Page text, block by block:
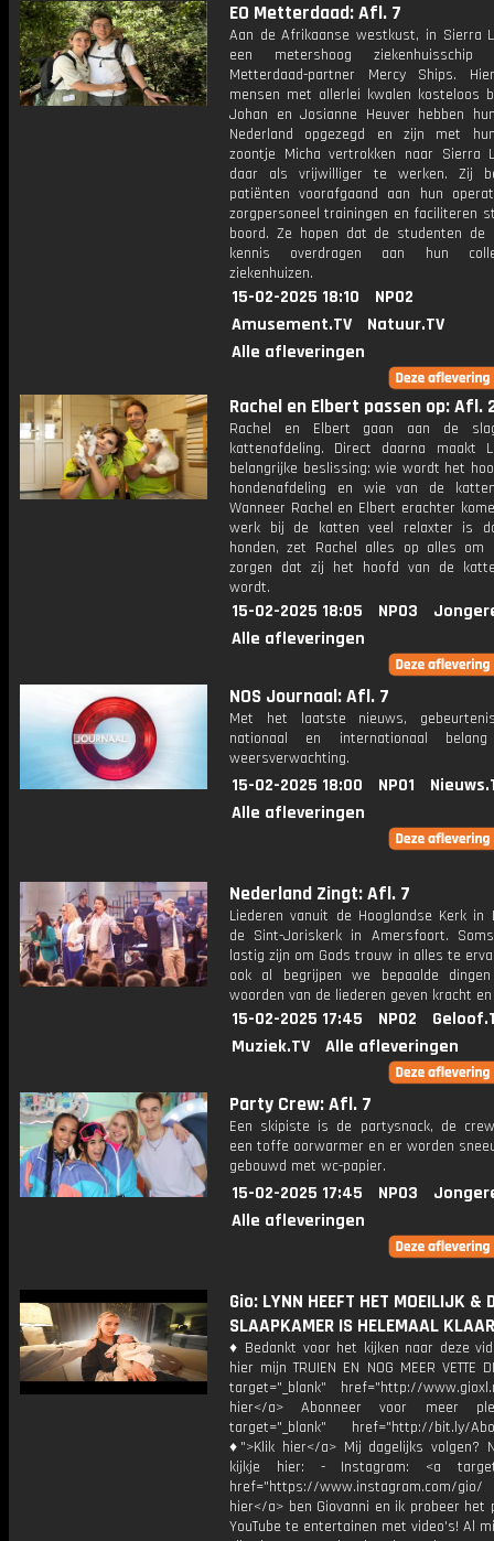
EO Metterdaad: Afl. 7
Aan de Afrikaanse westkust, in Sierra
een metershoog
Metterdaad-partner Mercy Ships.
mensen met allerlei kwalen kosteloos
Johan en Josianne Heuver hebben
Nederland opgezegd en zijn met
zoontje Micha vertrokken naar Sierra
daar als vrijwilliger te werken. Zij
patiënten voorafgaand aan hun
zorgpersoneel trainingen en faciliteren
boord. Ze hopen dat de studenten de
kennis overdragen aan hun
ziekenhuizen.
15-02-2025 18:10
NPO2
Amusement.TV
Natuur.TV
Alle afleveringen
Rachel en Elbert passen op: Afl.
Rachel en Elbert gaan aan de
kattenafdeling. Direct daarna maakt
belangrijke beslissing: wie wordt het
hondenafdeling en wie van de
Wanneer Rachel en Elbert erachter
werk bij de katten veel relaxter is
honden, zet Rachel alles op alles om
zorgen dat zij het hoofd van de
wordt.
15-02-2025 18:05 NPO3
Alle afleveringen
NOS Journaal: Afl. 7
Met het laatste nieuws,
nationaal en internationaal
weersverwachting.
15-02-2025 18:00 NPO1
Alle afleveringen
Nederland Zingt: Afl. 7
Liederen vanuit de Hooglandse Kerk in
de Sint-Joriskerk in Amersfoort.
lastig zijn om Gods trouw in alles te
ook al begrijpen we bepaalde
woorden van de liederen geven kracht
15-02-2025 17:45 NPO2
Muziek.TV
Alle afleveringen
Party Crew: Afl. 7
Een skipiste is de partysnack, de
een toffe oorwarmer en er worden
gebouwd met wc-papier.
15-02-2025 17:45 NPO3
Alle afleveringen
Gio: LYNN HEEFT HET MOEILIJK &
SLAAPKAMER IS HELEMAAL
♦ Bedankt voor het kijken naar deze
hier mijn TRUIEN EN NOG MEER VETTE
target="_blank" href="http://
hier</a> Abonneer voor meer
target="_blank" href="http://bit.ly/
♦">Klik hier</a> Mij dagelijks volgen?
kijkje hier: - Instagram: <a
href="https://www.instagram.com/
hier</a> ben Giovanni en ik probeer het
YouTube te entertainen met video's! Al